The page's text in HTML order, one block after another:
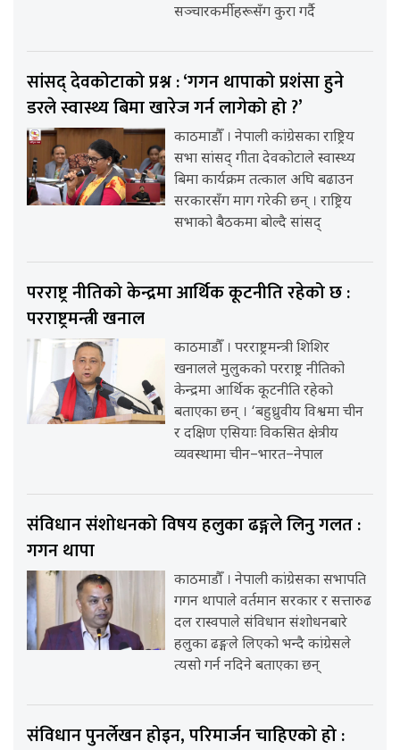
सञ्चारकर्मीहरूसँग कुरा गर्दै
सांसद् देवकोटाको प्रश्न : ‘गगन थापाको प्रशंसा हुने
डरले स्वास्थ्य बिमा खारेज गर्न लागेको हो ?’
काठमाडौँ । नेपाली कांग्रेसका राष्ट्रिय
सभा सांसद् गीता देवकोटाले स्वास्थ्य
बिमा कार्यक्रम तत्काल अघि बढाउन
सरकारसँग माग गरेकी छन् । राष्ट्रिय
सभाको बैठकमा बोल्दै सांसद्
परराष्ट्र नीतिको केन्द्रमा आर्थिक कूटनीति रहेको छ :
परराष्ट्रमन्त्री खनाल
काठमाडौँ । परराष्ट्रमन्त्री शिशिर
खनालले मुलुकको परराष्ट्र नीतिको
केन्द्रमा आर्थिक कूटनीति रहेको
बताएका छन् । ‘बहुध्रुवीय विश्वमा चीन
र दक्षिण एसियाः विकसित क्षेत्रीय
व्यवस्थामा चीन–भारत–नेपाल
संविधान संशोधनको विषय हलुका ढङ्गले लिनु गलत :
गगन थापा
काठमाडौँ । नेपाली कांग्रेसका सभापति
गगन थापाले वर्तमान सरकार र सत्तारुढ
दल रास्वपाले संविधान संशोधनबारे
हलुका ढङ्गले लिएको भन्दै कांग्रेसले
त्यसो गर्न नदिने बताएका छन्
संविधान पुनर्लेखन होइन, परिमार्जन चाहिएको हो :